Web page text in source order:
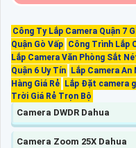
Công Ty Lắp Camera Quận 7
Quận Gò Vấp Công Trình Lắp
Lắp Camera Văn Phòng Sắt
Quận 6 Uy Tín Lắp Camera An
Hàng Giá Rẻ Lắp Đặt camera
Trời Giá Rẻ Trọn Bộ
Camera DWDR Dahua
Camera Zoom 25X Dahua